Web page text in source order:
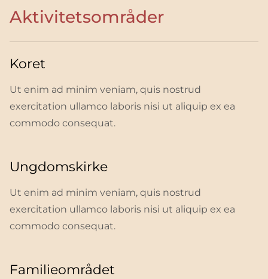
Aktivitetsområder
Koret
Ut enim ad minim veniam, quis nostrud
exercitation ullamco laboris nisi ut aliquip ex ea
commodo consequat.
Ungdomskirke
Ut enim ad minim veniam, quis nostrud
exercitation ullamco laboris nisi ut aliquip ex ea
commodo consequat.
Familieområdet